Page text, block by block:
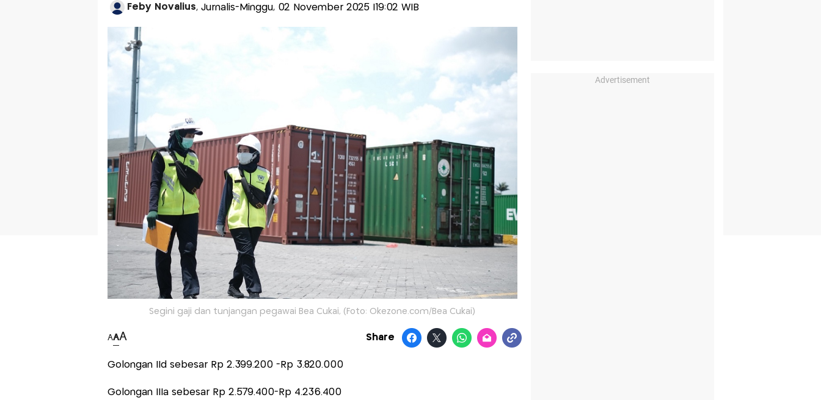
Feby Novalius, Jurnalis-Minggu, 02 November 2025 |19:02 WIB
Segini gaji dan tunjangan pegawai Bea Cukai, (Foto: Okezone.com/Bea Cukai)
AAA Share
Golongan IId sebesar Rp 2.399.200 -Rp 3.820.000
Golongan IIIa sebesar Rp 2.579.400-Rp 4.236.400
Advertisement